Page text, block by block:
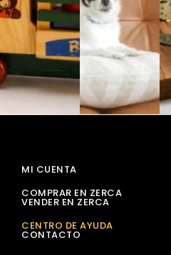
MI CUENTA
COMPRAR EN ZERCA
VENDER EN ZERCA
CENTRO DE AYUDA
CONTACTO